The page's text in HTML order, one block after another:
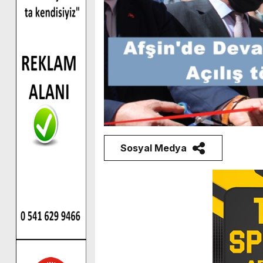
Sosyal Medya